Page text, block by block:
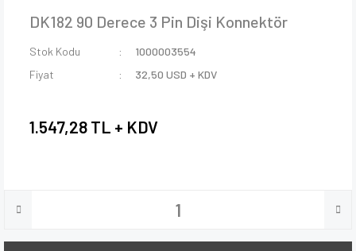
DK182 90 Derece 3 Pin Dişi Konnektör
Stok Kodu
1000003554
Fiyat
32,50 USD + KDV
1.547,28 TL + KDV